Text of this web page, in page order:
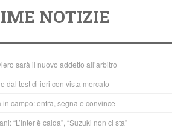
NOTIZIE
sarà il nuovo addetto all’arbitro
dal test di ieri con vista mercato
campo: entra, segna e convince
“L’Inter è calda”, “Suzuki non ci sta”